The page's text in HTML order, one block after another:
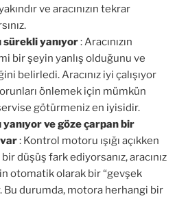
ve aracınızın tekrar
sürekli yanıyor: Aracınızın
bir şeyin yanlış olduğunu ve
belirledi. Aracınız iyi çalışıyor
önlemek için mümkün
götürmeniz en iyisidir.
yanıyor ve göze çarpan bir
: Kontrol motoru ışığı açıkken
düşüş fark ediyorsanız, aracınız
otomatik olarak bir “gevşek
Bu durumda, motora herhangi bir